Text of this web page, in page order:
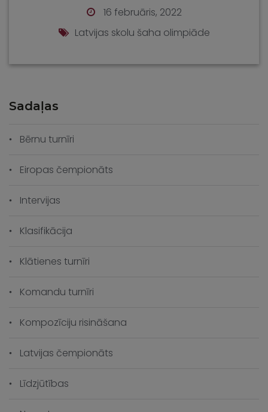
16 februāris, 2022
Latvijas skolu šaha olimpiāde
Sadaļas
Bērnu turnīri
Eiropas čempionāts
Intervijas
Klasifikācija
Klātienes turnīri
Komandu turnīri
Kompozīciju risināšana
Latvijas čempionāts
Līdzjūtības